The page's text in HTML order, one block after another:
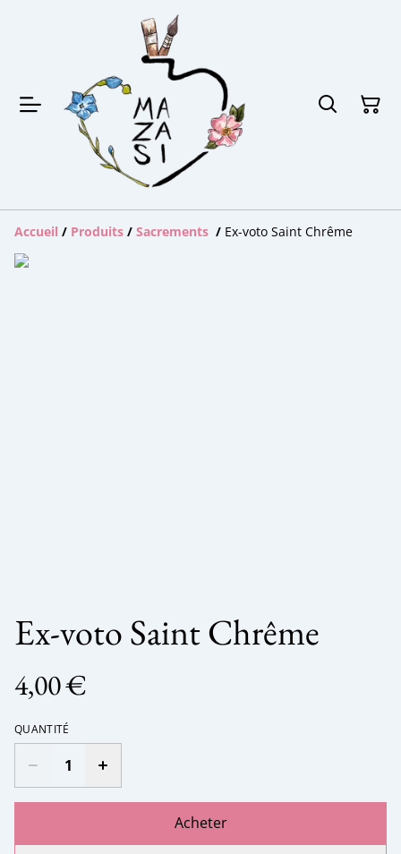
Accueil / Produits / Sacrements / Ex-voto Saint Chrême
Ex-voto Saint Chrême
4,00 €
QUANTITÉ
Acheter